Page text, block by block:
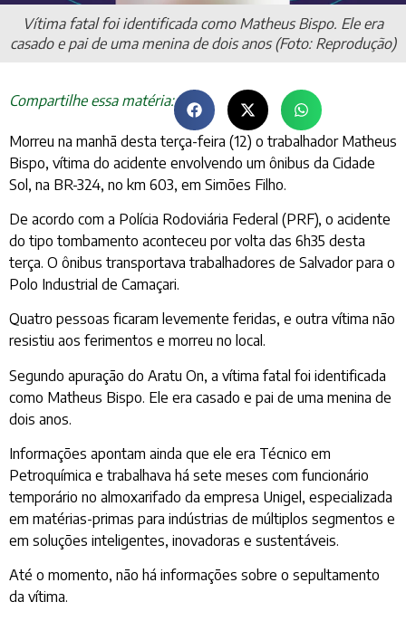
Vítima fatal foi identificada como Matheus Bispo. Ele era
casado e pai de uma menina de dois anos (Foto: Reprodução)
Compartilhe essa matéria:
Morreu na manhã desta terça-feira (12) o trabalhador Matheus
Bispo, vítima do acidente envolvendo um ônibus da Cidade
Sol, na BR-324, no km 603, em Simões Filho.
De acordo com a Polícia Rodoviária Federal (PRF), o acidente
do tipo tombamento aconteceu por volta das 6h35 desta
terça. O ônibus transportava trabalhadores de Salvador para o
Polo Industrial de Camaçari.
Quatro pessoas ficaram levemente feridas, e outra vítima não
resistiu aos ferimentos e morreu no local.
Segundo apuração do Aratu On, a vítima fatal foi identificada
como Matheus Bispo. Ele era casado e pai de uma menina de
dois anos.
Informações apontam ainda que ele era Técnico em
Petroquímica e trabalhava há sete meses com funcionário
temporário no almoxarifado da empresa Unigel, especializada
em matérias-primas para indústrias de múltiplos segmentos e
em soluções inteligentes, inovadoras e sustentáveis.
Até o momento, não há informações sobre o sepultamento
da vítima.